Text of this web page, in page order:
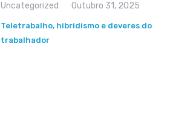
Uncategorized Outubro 31, 2025
Teletrabalho, hibridismo e deveres do
trabalhador